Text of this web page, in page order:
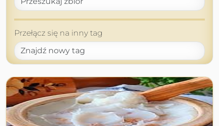
Przełącz się na inny tag